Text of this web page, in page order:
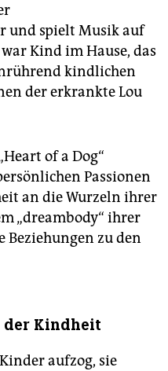
und spielt Musik auf
Kind im Hause, das
kindlichen
der erkrankte Lou
of a Dog“
Passionen
an die Wurzeln ihrer
„dreambody“ ihrer
Beziehungen zu den
der Kindheit
aufzog, sie